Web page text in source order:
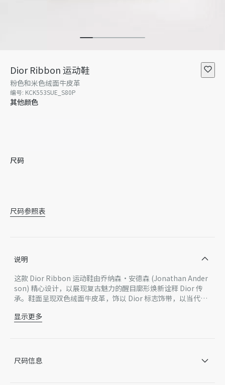
Dior Ribbon 运动鞋
粉色和米色绒面牛皮革
编号: KCK553SUE_S80P
其他颜色
尺码
尺码参照表
说明
这款 Dior Ribbon 运动鞋由乔纳森·安德森 (Jonathan Ander
son) 精心设计，以展现复古魅力的醒目廓形焕新诠释 Dior 传
承。鞋面呈现双色绒面牛皮革，饰以 Dior 标志饰带，以当代气
彰显典雅气质。
主体：绒面牛皮革，棉，牛皮革
鞋舌和鞋跟饰以 Dior 压花标志
内底饰以 Dior 标志
显示更多
尺码信息